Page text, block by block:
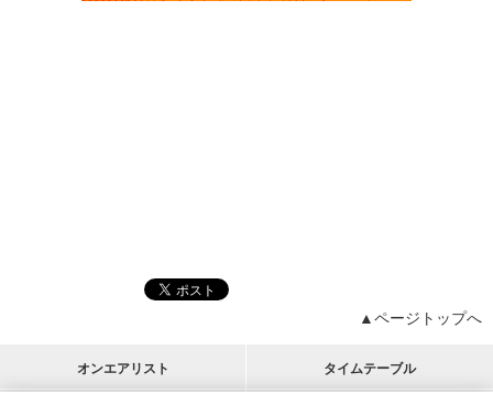
▲ページトップへ
オンエアリスト タイムテーブル